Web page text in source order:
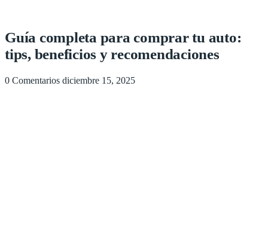
Guía completa para comprar tu auto:
tips, beneficios y recomendaciones
0 Comentarios diciembre 15, 2025